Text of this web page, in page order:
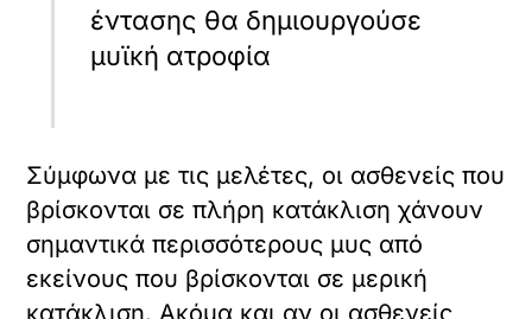
έντασης θα δημιουργούσε
μυϊκή ατροφία
Σύμφωνα με τις μελέτες, οι ασθενείς που
βρίσκονται σε πλήρη κατάκλιση χάνουν
σημαντικά περισσότερους μυς από
εκείνους που βρίσκονται σε μερική